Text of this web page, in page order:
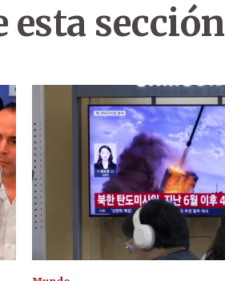
esta sección